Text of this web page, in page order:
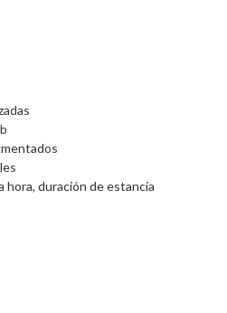
hora, duración de estancia